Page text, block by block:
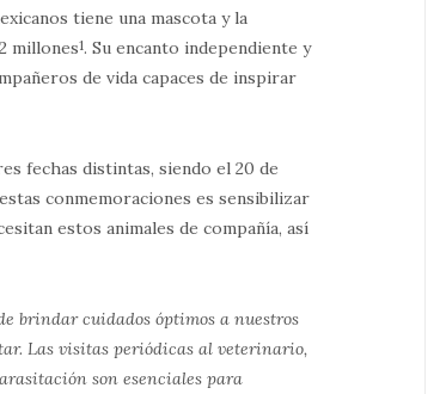
tiene una mascota y la
millones1. Su encanto independiente y
de vida capaces de inspirar
fechas distintas, siendo el 20 de
conmemoraciones es sensibilizar
estos animales de compañía, así
brindar cuidados óptimos a nuestros
Las visitas periódicas al veterinario,
son esenciales para